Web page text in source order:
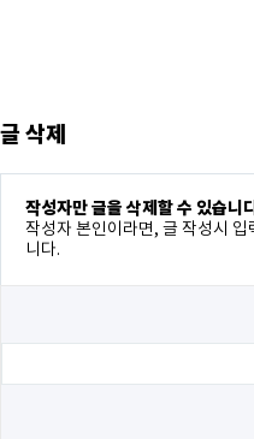
글 삭제
작성자만 글을 삭제할 수 있습니
작성자 본인이라면, 글 작성시
니다.